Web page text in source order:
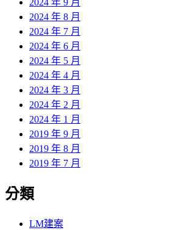
2024 年 9 月
2024 年 8 月
2024 年 7 月
2024 年 6 月
2024 年 5 月
2024 年 4 月
2024 年 3 月
2024 年 2 月
2024 年 1 月
2019 年 9 月
2019 年 8 月
2019 年 7 月
分類
LM建案